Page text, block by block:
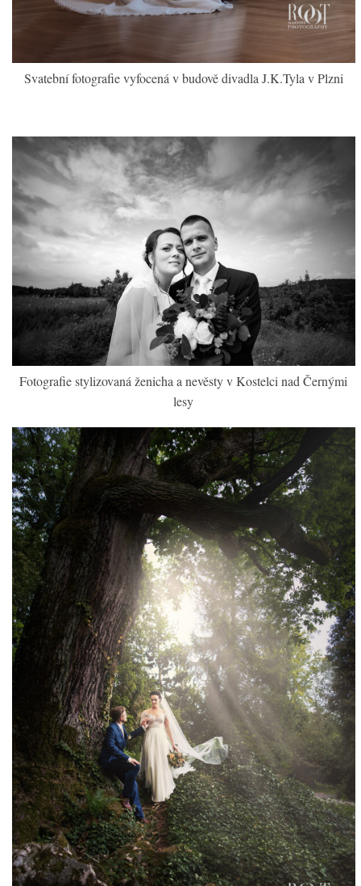
Svatební fotografie vyfocená v budově divadla J.K.Tyla v Plzni
Fotografie stylizovaná ženicha a nevěsty v Kostelci nad Černými
lesy